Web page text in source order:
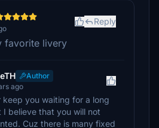
Reply
favorite livery
Author
ago
keep you waiting for a long
I believe that you will not
Cuz there is many fixed